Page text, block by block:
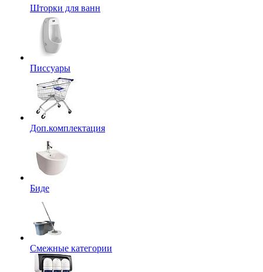
Шторки для ванн
Писсуары
Доп.комплектация
Биде
Смежные категории